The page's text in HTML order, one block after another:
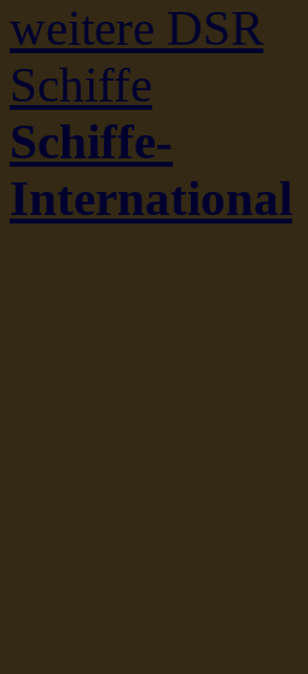
weitere DSR
Schiffe
Schiffe-
International